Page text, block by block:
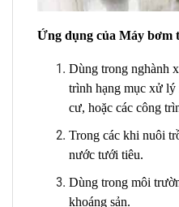
Ứng dụng của Máy bơm
Dùng trong nghành
trình hạng mục xử lý
cư, hoặc các công
Trong các khi nuôi
nước tưới tiêu.
Dùng trong môi
khoáng sản.